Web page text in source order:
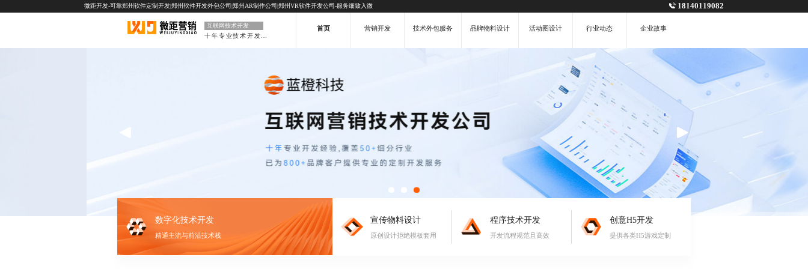
微距开发-可靠郑州软件定制开发|郑州软件开发外包公司|郑州AR制作公司|郑州VR软件开发公司-服务细致入微 18140119082
互联网技术开发
首页 营销开发 技术外包服务 品牌物料设计 活动图设计 行业动态 企业故事
数字化技术开发
精通主流与前沿技术栈
宣传物料设计
原创设计拒绝模板套用
程序技术开发
开发流程规范且高效
创意H5开发
提供各类H5游戏定制